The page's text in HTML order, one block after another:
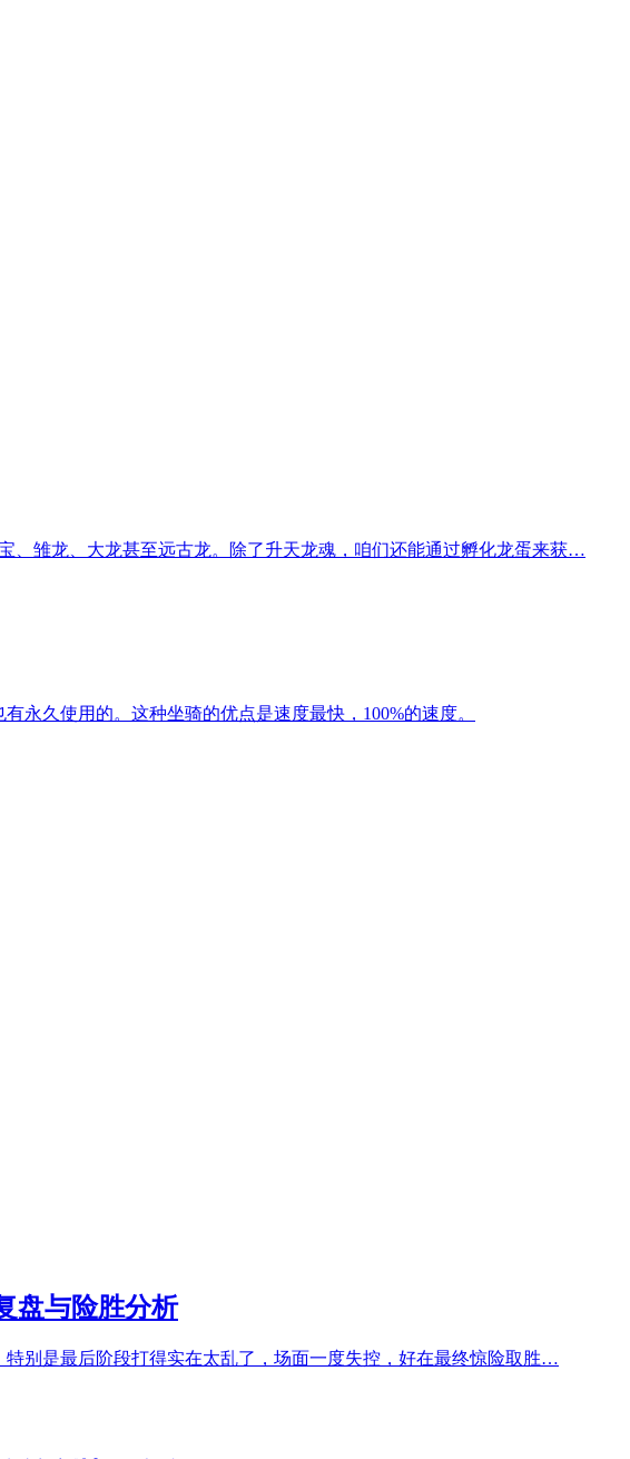
、雏龙、大龙甚至远古龙。除了升天龙魂，咱们还能通过孵化龙蛋来获…
永久使用的。这种坐骑的优点是速度最快，100%的速度。
盘与险胜分析
别是最后阶段打得实在太乱了，场面一度失控，好在最终惊险取胜…